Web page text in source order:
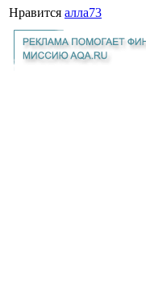
Нравится алла73